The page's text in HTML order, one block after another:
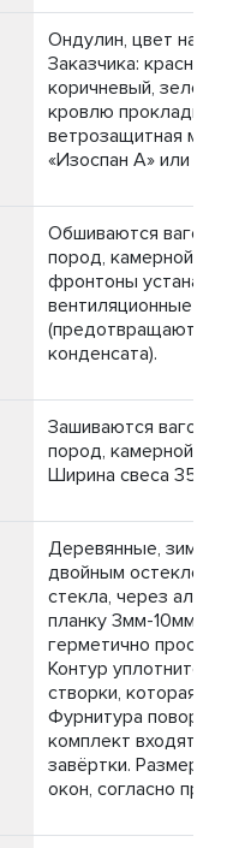
Ондулин, цвет на
Заказчика: красный,
коричневый,
кровлю
ветрозащитная
«Изоспан А» или
Обшиваются
пород, камерной
фронтоны
вентиляционные
(предотвращают
конденсата).
Зашиваются
пород, камерной
Ширина свеса 350-
Деревянные,
двойным
стекла, через
планку 3мм-10мм-
герметично
Контур
створки, которая
Фурнитура
комплект входят
завёртки. Размер и
окон, согласно